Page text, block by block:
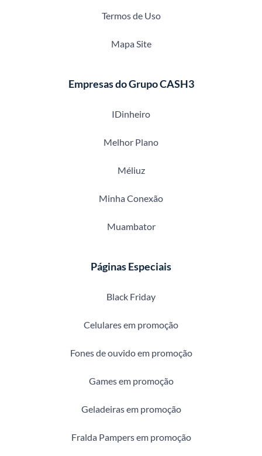
Termos de Uso
Mapa Site
Empresas do Grupo CASH3
IDinheiro
Melhor Plano
Méliuz
Minha Conexão
Muambator
Páginas Especiais
Black Friday
Celulares em promoção
Fones de ouvido em promoção
Games em promoção
Geladeiras em promoção
Fralda Pampers em promoção